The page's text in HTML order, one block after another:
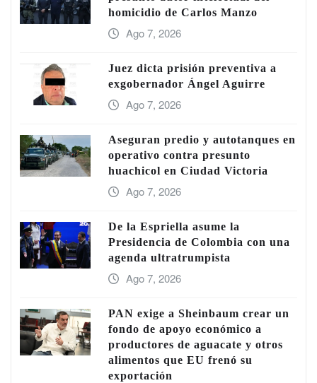
homicidio de Carlos Manzo
Ago 7, 2026
Juez dicta prisión preventiva a
exgobernador Ángel Aguirre
Ago 7, 2026
Aseguran predio y autotanques en
operativo contra presunto
huachicol en Ciudad Victoria
Ago 7, 2026
De la Espriella asume la
Presidencia de Colombia con una
agenda ultratrumpista
Ago 7, 2026
PAN exige a Sheinbaum crear un
fondo de apoyo económico a
productores de aguacate y otros
alimentos que EU frenó su
exportación